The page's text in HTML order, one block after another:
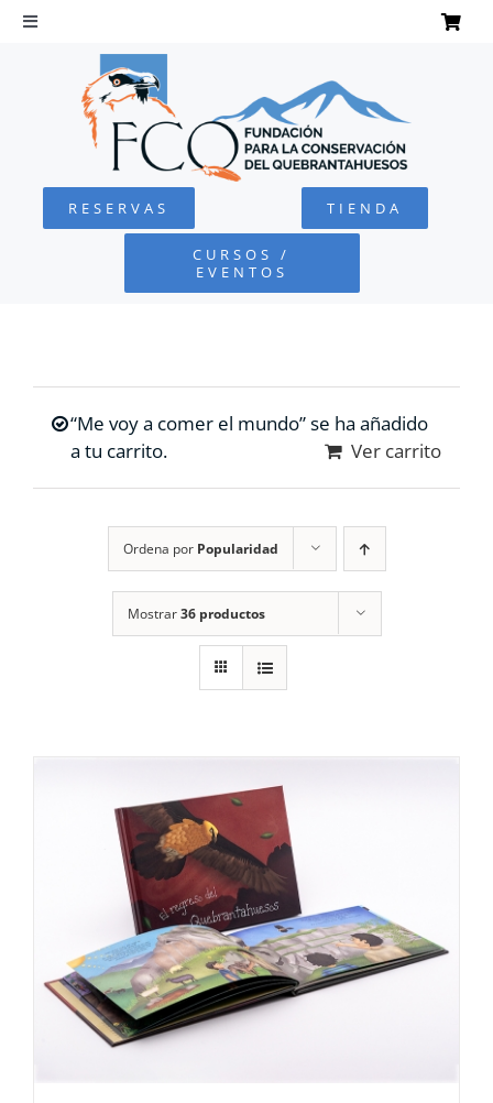
Saltar
Toggle
Navigation
QUEBRANTAHUESOS
FUNDACIÓN
RESERVAS TIENDA
CURSOS /
EVENTOS
“Me voy a comer el mundo” se ha añadido
a tu carrito.
Ver carrito
Ordena por Popularidad
Mostrar36 productos